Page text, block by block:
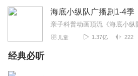
海底小纵队广播剧1-4季
儿童 1.37亿 222
经典必听